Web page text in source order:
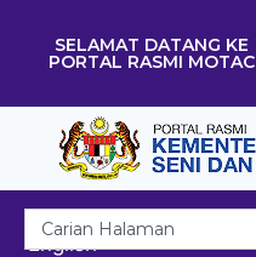
SELAMAT DATANG KE
PORTAL RASMI MOTAC
English